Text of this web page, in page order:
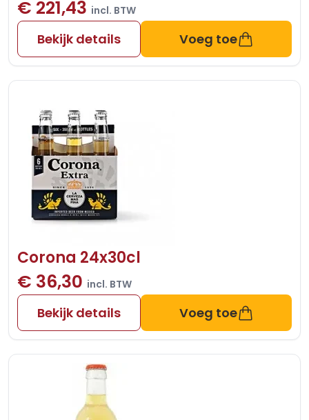
€ 221,43 incl. BTW
Bekijk details Voeg toe
Corona 24x30cl
€ 36,30 incl. BTW
Bekijk details Voeg toe